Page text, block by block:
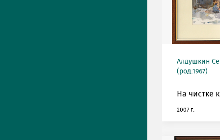
Алдушкин
(род.1967)
На чистке
2007 г.